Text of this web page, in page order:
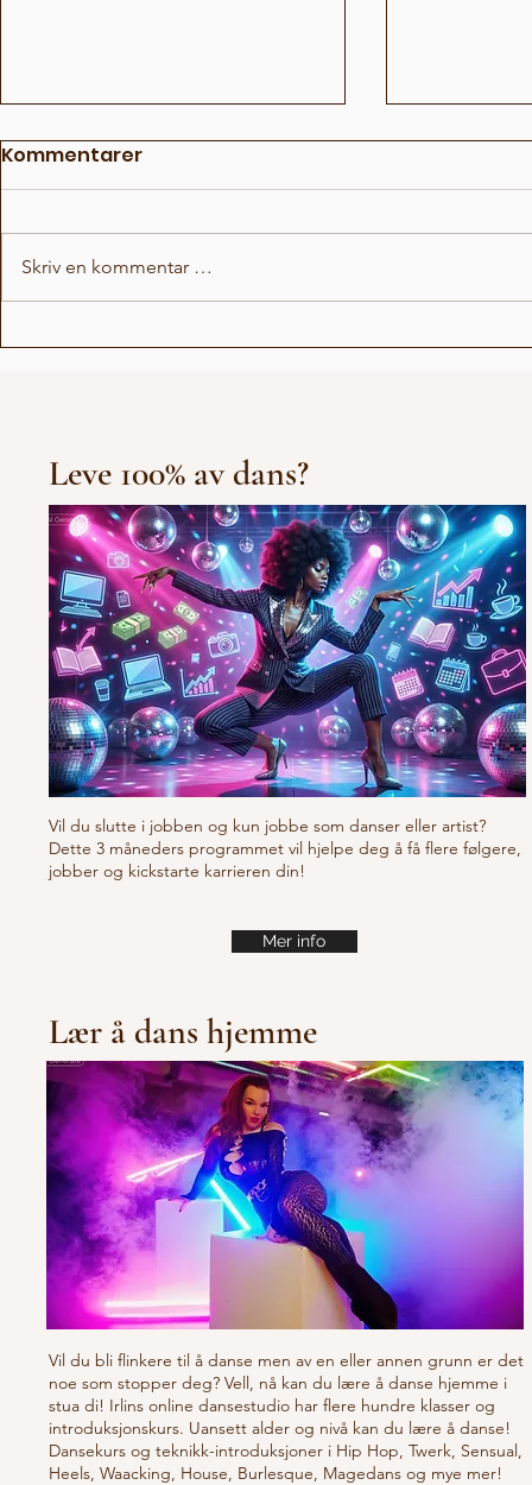
Kommentarer
Skriv en kommentar …
Leve 100% av dans?
Vil du slutte i jobben og kun jobbe som danser eller artist?
Dette 3 måneders programmet vil hjelpe deg å få flere følgere,
jobber og kickstarte karrieren din!
Mer info
Lær å dans hjemme
Vil du bli flinkere til å danse men av en eller annen grunn er det
noe som stopper deg? Vell, nå kan du lære å danse hjemme i
stua di! Irlins online dansestudio har flere hundre klasser og
introduksjonskurs. Uansett alder og nivå kan du lære å danse!
Dansekurs og teknikk-introduksjoner i Hip Hop, Twerk, Sensual,
Heels, Waacking, House, Burlesque, Magedans og mye mer!